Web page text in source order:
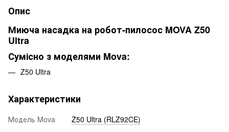
Опис
Миюча насадка на робот-пилосос MOVA Z50
Ultra
Сумісно з моделями Mova:
Z50 Ultra
Характеристики
Модель Mova Z50 Ultra (RLZ92CE)